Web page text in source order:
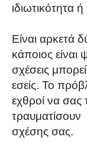
ιδιωτικότητα
Είναι αρκετά
κάποιος είναι
σχέσεις
εσείς. Το
εχθροί να σας
τραυματίσουν
σχέσης σας.